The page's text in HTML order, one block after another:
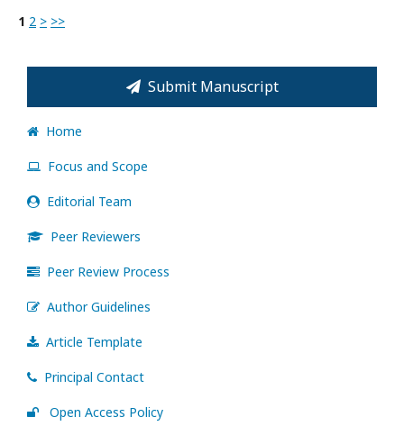
1 2 > >>
Submit Manuscript
Home
Focus and Scope
Editorial Team
Peer Reviewers
Peer Review Process
Author Guidelines
Article Template
Principal Contact
Open Access Policy